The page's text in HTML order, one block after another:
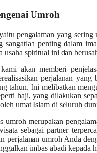
Umroh
pengalaman yang
sangatlah penting dalam
usaha spiritual ini dan
akan memberi
perjalanan
tahun. Ini melibatkan
haji, yang dilakukan
umat Islam di seluruh
umroh merupakan
sebagai partner
perjalanan umroh Anda
imbas abadi kepada